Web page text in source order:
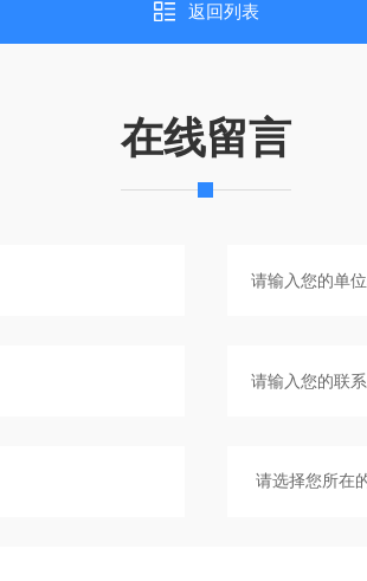
返回列表
在线留言